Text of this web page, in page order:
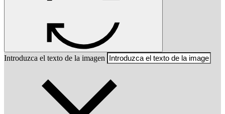
Introduzca el texto de la imagen